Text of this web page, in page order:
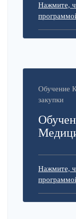
Нажмите,
Обучение
закупки
Нажмите,